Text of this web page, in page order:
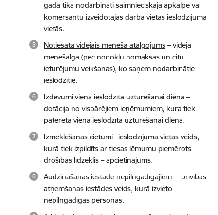
gadā tika nodarbināti saimnieciskajā apkalpē vai
komersantu izveidotajās darba vietās ieslodzījuma
vietās.
Notiesātā vidējais mēneša atalgojums – vidējā
mēnešalga (pēc nodokļu nomaksas un citu
ieturējumu veikšanas), ko saņem nodarbinātie
ieslodzītie.
Izdevumi viena ieslodzītā uzturēšanai dienā –
dotācija no vispārējiem ieņēmumiem, kura tiek
patērēta viena ieslodzītā uzturēšanai dienā.
Izmeklēšanas cietumi –ieslodzījuma vietas veids,
kurā tiek izpildīts ar tiesas lēmumu piemērots
drošības līdzeklis – apcietinājums.
Audzināšanas iestāde nepilngadīgajiem – brīvības
atņemšanas iestādes veids, kurā izvieto
nepilngadīgās personas.